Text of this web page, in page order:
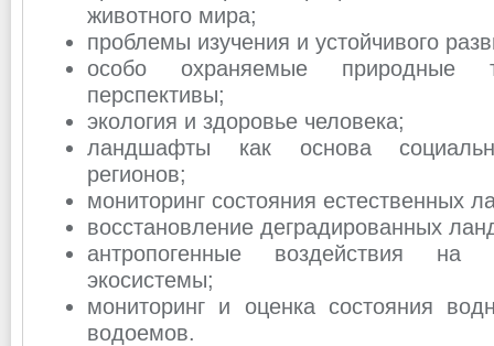
животного мира;
проблемы изучения и устойчивого
особо охраняемые природные
перспективы;
экология и здоровье человека;
ландшафты как основа
регионов;
мониторинг состояния естественных
восстановление деградированных
антропогенные воздействия
экосистемы;
мониторинг и оценка состояния
водоемов.